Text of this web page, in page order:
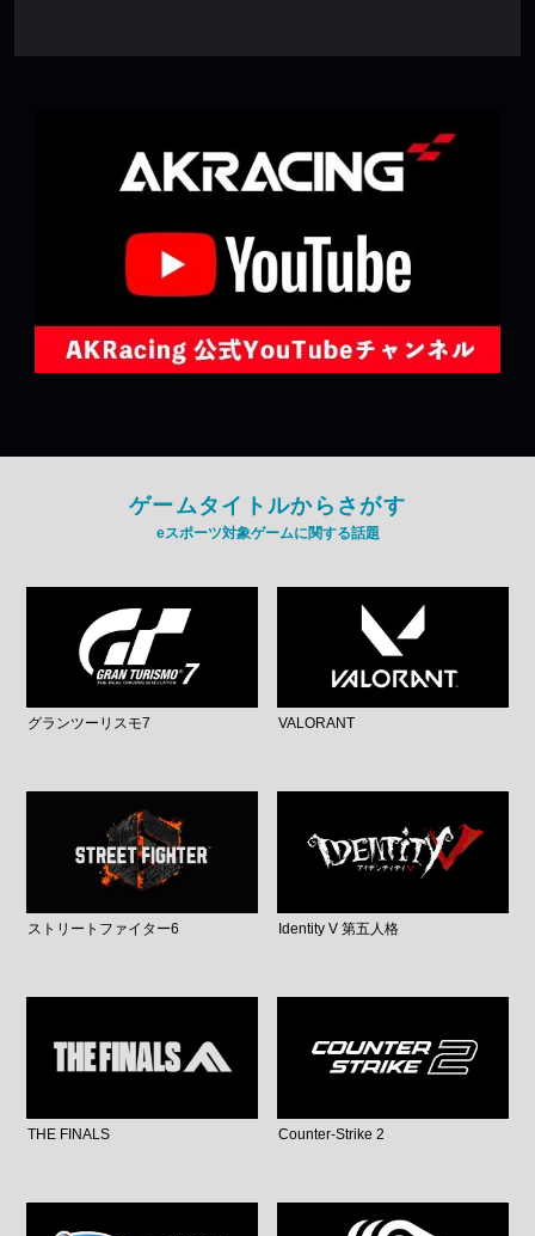
ゲームタイトルからさがす
eスポーツ対象ゲームに関する話題
グランツーリスモ7 VALORANT
ストリートファイター6 Identity V 第五人格
THE FINALS Counter-Strike 2